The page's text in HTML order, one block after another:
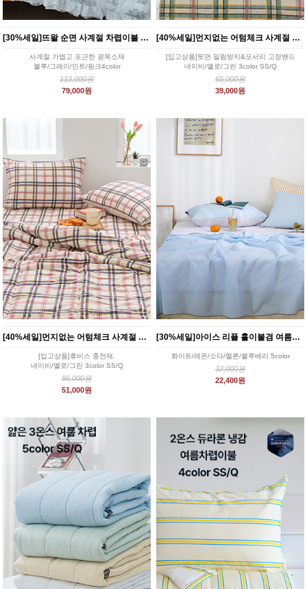
[30%세일]뜨왈 순면 사계절 차렵이불 4color
사계절 가볍고 포근한 광목소재
블루/그레이/민트/핑크4color
113,000원
79,000원
[40%세일]먼지없는 어텀체크 사계절 침대패드 2color
[입고상품]뒷면 밀림방지&모서리 고정밴드
네이비/옐로/그린 3color SS/Q
65,000원
39,000원
[40%세일]먼지없는 어텀체크 사계절 차렵이불 3color
[입고상품]휴비스 충전재.
네이비/옐로/그린 3color SS/Q
86,000원
51,000원
[30%세일]아이스 리플 홑이불겸 여름블랭킷 5color
화이트/레몬/소다/멜론/블루베리 5color
32,000원
22,400원